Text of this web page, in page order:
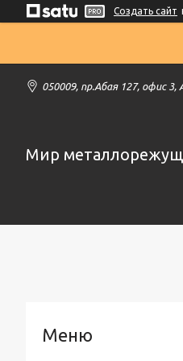
Создать сайт
050009, пр.Абая 127, офис
Мир